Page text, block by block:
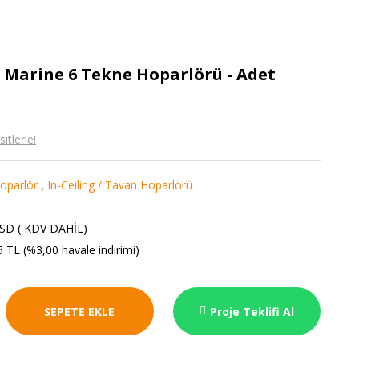
Marine 6 Tekne Hoparlörü - Adet
, In-Ceiling / Tavan Hoparlörü
( KDV DAHİL)
TL (%3,00 havale indirimi)
SEPETE EKLE Proje Teklifi Al